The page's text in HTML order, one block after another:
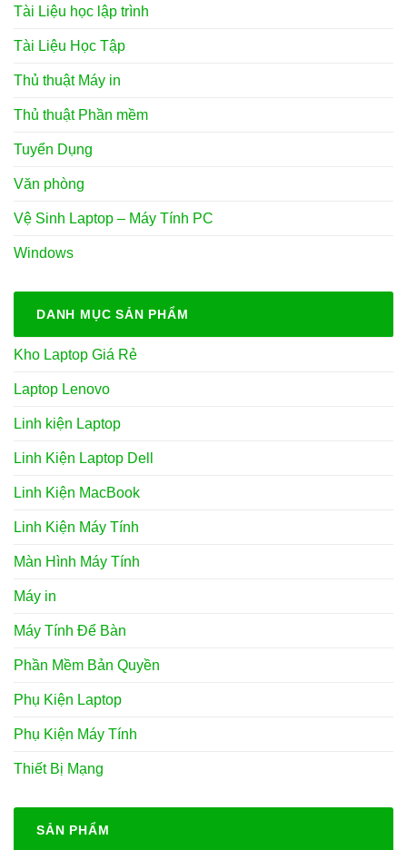
Tài Liệu học lập trình
Tài Liệu Học Tập
Thủ thuật Máy in
Thủ thuật Phần mềm
Tuyển Dụng
Văn phòng
Vệ Sinh Laptop – Máy Tính PC
Windows
DANH MỤC SẢN PHẨM
Kho Laptop Giá Rẻ
Laptop Lenovo
Linh kiện Laptop
Linh Kiện Laptop Dell
Linh Kiện MacBook
Linh Kiện Máy Tính
Màn Hình Máy Tính
Máy in
Máy Tính Để Bàn
Phần Mềm Bản Quyền
Phụ Kiện Laptop
Phụ Kiện Máy Tính
Thiết Bị Mạng
SẢN PHẨM